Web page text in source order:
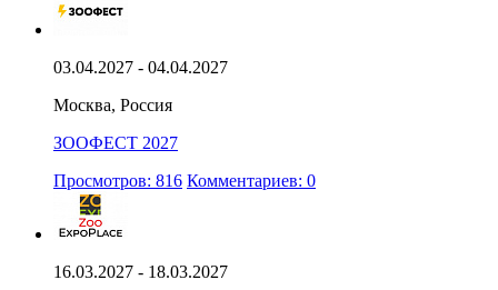
03.04.2027 - 04.04.2027
Москва, Россия
ЗООФЕСТ 2027
Просмотров: 816 Комментариев: 0
16.03.2027 - 18.03.2027